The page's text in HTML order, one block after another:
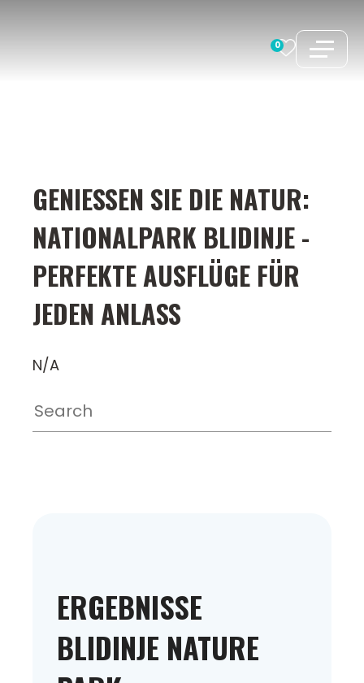
0
GENIESSEN SIE DIE NATUR: N
ATIONALPARK BLIDINJE - P
ERFEKTE AUSFLÜGE FÜR J
EDEN ANLASS
N/A
ERGEBNISSE
BLIDINJE NATURE